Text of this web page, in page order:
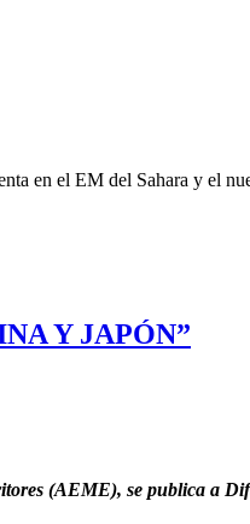
en el EM del Sahara y el
Y JAPÓN”
(AEME), se publica a